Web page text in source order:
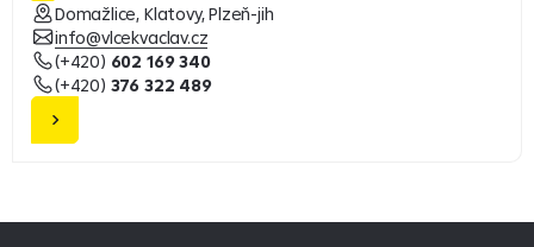
Domažlice, Klatovy, Plzeň-jih
info@vlcekvaclav.cz
(+420) 602 169 340
(+420) 376 322 489